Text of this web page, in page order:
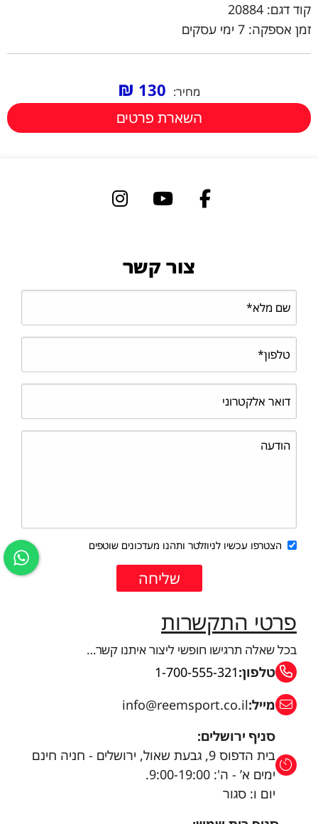
קוד דגם: 20884
זמן אספקה: 7 ימי עסקים
מחיר: 130
₪
השארת פרטים
צור קשר
הצטרפו עכשיו לניוזלטר ותהנו מעדכונים שוטפים
פרטי התקשרות
בכל שאלה תרגישו חופשי ליצור איתנו קשר…
טלפון:1-700-555-321
מייל:info@reemsport.co.il
סניף ירושלים:
בית הדפוס 9, גבעת שאול, ירושלים - חניה חינם
ימים א’ - ה': 9:00-19:00.
יום ו: סגור